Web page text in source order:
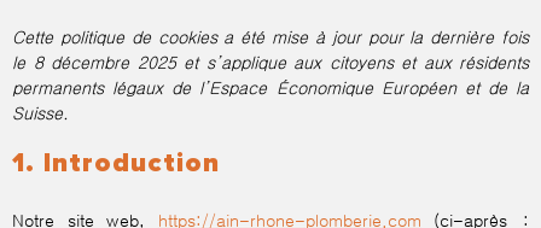
Cette politique de cookies a été mise à jour pour la dernière fois
le 8 décembre 2025 et s’applique aux citoyens et aux résidents
permanents légaux de l’Espace Économique Européen et de la
Suisse.
1. Introduction
Notre site web, https://ain-rhone-plomberie.com (ci-après :